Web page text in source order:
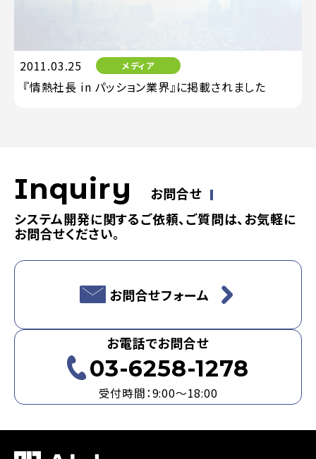
2011.03.25 メディア
『情熱社長 in パッション業界』に掲載されました
Inquiry
お問合せ
システム開発に関するご依頼、ご質問は、お気軽に
お問合せください。
お問合せフォーム
お電話でお問合せ
03-6258-1278
受付時間：9:00～18:00